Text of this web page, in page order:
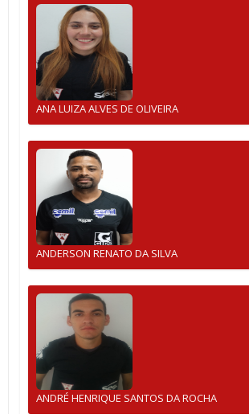
ANA LUIZA ALVES DE OLIVEIRA
ANDERSON RENATO DA SILVA
ANDRÉ HENRIQUE SANTOS DA ROCHA